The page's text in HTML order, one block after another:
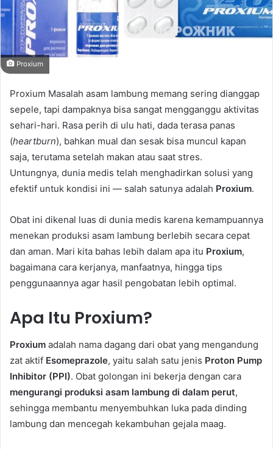
Proxium
Proxium Masalah asam lambung memang sering dianggap
sepele, tapi dampaknya bisa sangat mengganggu aktivitas
sehari-hari. Rasa perih di ulu hati, dada terasa panas
(heartburn), bahkan mual dan sesak bisa muncul kapan
saja, terutama setelah makan atau saat stres.
Untungnya, dunia medis telah menghadirkan solusi yang
efektif untuk kondisi ini — salah satunya adalah Proxium.
Obat ini dikenal luas di dunia medis karena kemampuannya
menekan produksi asam lambung berlebih secara cepat
dan aman. Mari kita bahas lebih dalam apa itu Proxium,
bagaimana cara kerjanya, manfaatnya, hingga tips
penggunaannya agar hasil pengobatan lebih optimal.
Apa Itu Proxium?
Proxium adalah nama dagang dari obat yang mengandung
zat aktif Esomeprazole, yaitu salah satu jenis Proton Pump
Inhibitor (PPI). Obat golongan ini bekerja dengan cara
mengurangi produksi asam lambung di dalam perut,
sehingga membantu menyembuhkan luka pada dinding
lambung dan mencegah kekambuhan gejala maag.